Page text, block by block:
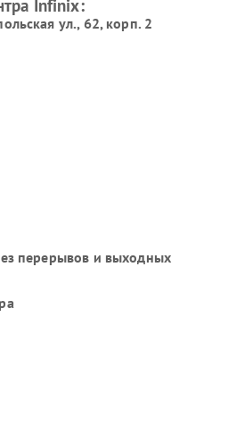
Infinix:
ул., 62, корп. 2
перерывов и выходных